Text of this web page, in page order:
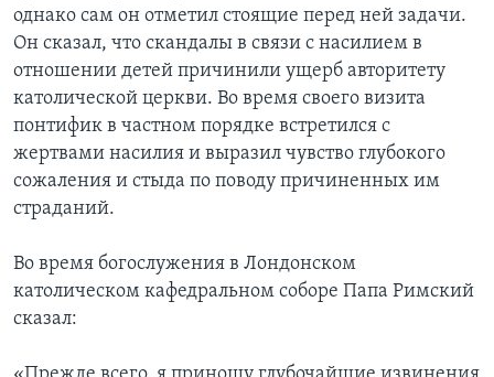
СОЦИАЛЬНЫЕ СЕТИ
Языки
однако сам он отметил стоящие перед ней задачи.
Он сказал, что скандалы в связи с насилием в
отношении детей причинили ущерб авторитету
католической церкви. Во время своего визита
понтифик в частном порядке встретился с
жертвами насилия и выразил чувство глубокого
сожаления и стыда по поводу причиненных им
страданий.
Во время богослужения в Лондонском
католическом кафедральном соборе Папа Римский
сказал: